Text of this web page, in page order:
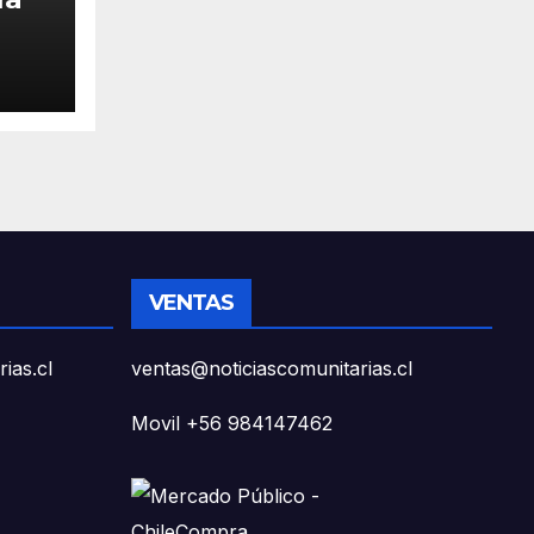
VENTAS
ventas@noticiascomunitarias.cl
Movil +56 984147462